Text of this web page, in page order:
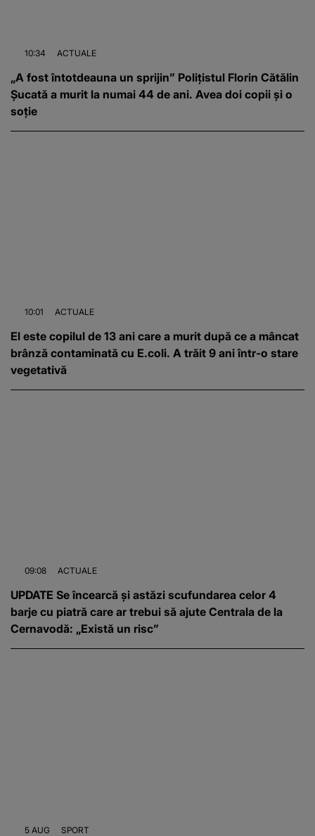
10:34 ACTUALE
„A fost întotdeauna un sprijin” Polițistul Florin Cătălin
Șucată a murit la numai 44 de ani. Avea doi copii și o
soție
10:01 ACTUALE
El este copilul de 13 ani care a murit după ce a mâncat
brânză contaminată cu E.coli. A trăit 9 ani într-o stare
vegetativă
09:08 ACTUALE
UPDATE Se încearcă și astăzi scufundarea celor 4
barje cu piatră care ar trebui să ajute Centrala de la
Cernavodă: „Există un risc”
5 AUG SPORT